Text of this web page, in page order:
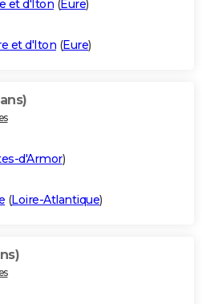
et d'Iton (Eure)
et d'Iton (Eure)
d'Armor)
(Loire-Atlantique)